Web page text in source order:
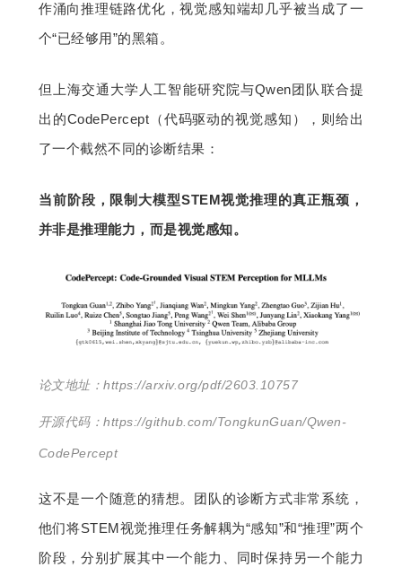
作涌向推理链路优化，视觉感知端却几乎被当成了一
个“已经够用”的黑箱。
但上海交通大学人工智能研究院与Qwen团队联合提
出的CodePercept（代码驱动的视觉感知），则给出
了一个截然不同的诊断结果：
当前阶段，限制大模型STEM视觉推理的真正瓶颈，
并非是推理能力，而是视觉感知。
论文地址：https://arxiv.org/pdf/2603.10757
开源代码：https://github.com/TongkunGuan/Qwen-
CodePercept
这不是一个随意的猜想。团队的诊断方式非常系统，
他们将STEM视觉推理任务解耦为“感知”和“推理”两个
阶段，分别扩展其中一个能力、同时保持另一个能力